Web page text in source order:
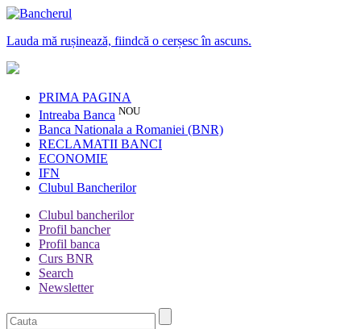
Lauda mă rușinează, fiindcă o cerșesc în ascuns.
PRIMA PAGINA
Intreaba Banca NOU
Banca Nationala a Romaniei (BNR)
RECLAMATII BANCI
ECONOMIE
IFN
Clubul Bancherilor
Clubul bancherilor
Profil bancher
Profil banca
Curs BNR
Search
Newsletter